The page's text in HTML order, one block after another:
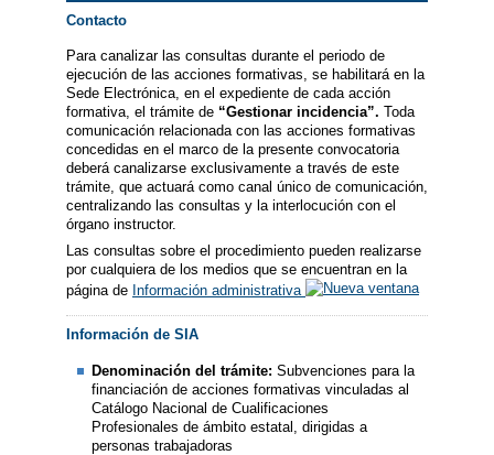
Contacto
Para canalizar las consultas durante el periodo de
ejecución de las acciones formativas, se habilitará en la
Sede Electrónica, en el expediente de cada acción
formativa, el trámite de “Gestionar incidencia”. Toda
comunicación relacionada con las acciones formativas
concedidas en el marco de la presente convocatoria
deberá canalizarse exclusivamente a través de este
trámite, que actuará como canal único de comunicación,
centralizando las consultas y la interlocución con el
órgano instructor.
Las consultas sobre el procedimiento pueden realizarse
por cualquiera de los medios que se encuentran en la
página de Información administrativa
Información de SIA
Denominación del trámite:Subvenciones para la
financiación de acciones formativas vinculadas al
Catálogo Nacional de Cualificaciones
Profesionales de ámbito estatal, dirigidas a
personas trabajadoras